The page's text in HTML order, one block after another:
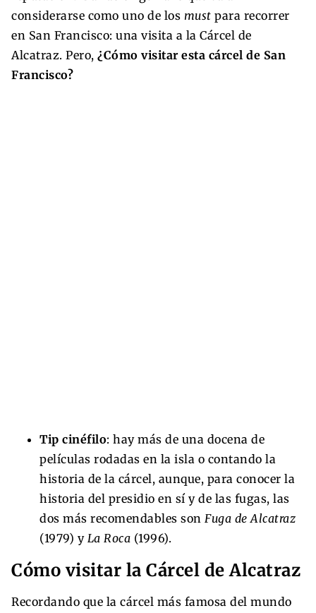
considerarse como uno de los must para recorrer
en San Francisco: una visita a la Cárcel de
Alcatraz. Pero, ¿Cómo visitar esta cárcel de San
Francisco?
Tip cinéfilo: hay más de una docena de
películas rodadas en la isla o contando la
historia de la cárcel, aunque, para conocer la
historia del presidio en sí y de las fugas, las
dos más recomendables son Fuga de Alcatraz
(1979) y La Roca (1996).
Cómo visitar la Cárcel de Alcatraz
Recordando que la cárcel más famosa del mundo